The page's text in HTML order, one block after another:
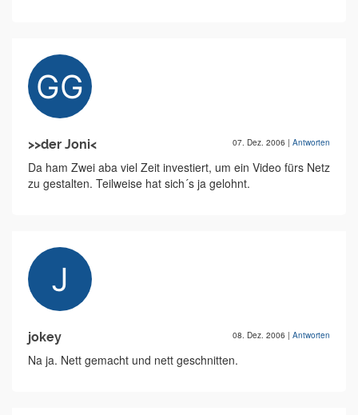
>>der Joni< 07. Dez. 2006 | Antworten
Da ham Zwei aba viel Zeit investiert, um ein Video fürs Netz
zu gestalten. Teilweise hat sich´s ja gelohnt.
jokey 08. Dez. 2006 | Antworten
Na ja. Nett gemacht und nett geschnitten.